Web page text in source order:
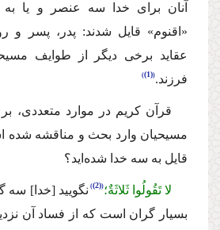
آنان براى خدا سه عنصر و یا
«اقنوم» قایل شدند: پدر، پسر و
عقاید برخى دیگر از طوایف
فرزند. (1)
قرآن كریم در موارد متعددى،
مسیحیان وارد بحث و مناقشه شده
قایل به سه خدا شده‌اید؟
لا تَقُولُوا ثَلاثَةٌ؛ (2) نگویید[خدا] سه
بسیار گران است كه از فساد آن